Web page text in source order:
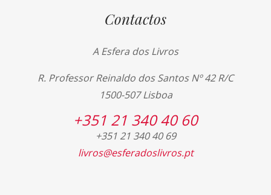
Contactos
A Esfera dos Livros
R. Professor Reinaldo dos Santos Nº 42 R/C
1500-507 Lisboa
+351 21 340 40 60
+351 21 340 40 69
livros@esferadoslivros.pt